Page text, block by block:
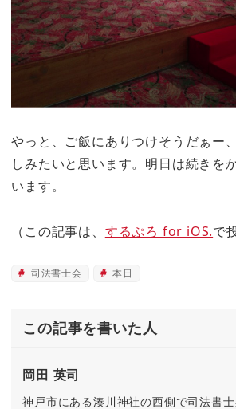
やっと、ご飯にありつけそうだぁー
しみたいと思います。明日は続きを
います。
（この記事は、 するぷろ for iOS.で
司法書士会 本日
この記事を書いた人
岡田 英司
神戸市にある湊川神社の西側で司法書